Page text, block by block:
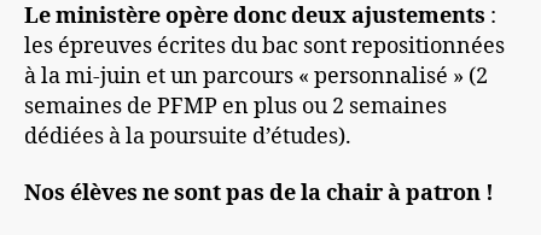
Le ministère opère donc deux ajustements :
les épreuves écrites du bac sont repositionnées
à la mi-juin et un parcours « personnalisé » (2
semaines de PFMP en plus ou 2 semaines
dédiées à la poursuite d’études).
Nos élèves ne sont pas de la chair à patron !